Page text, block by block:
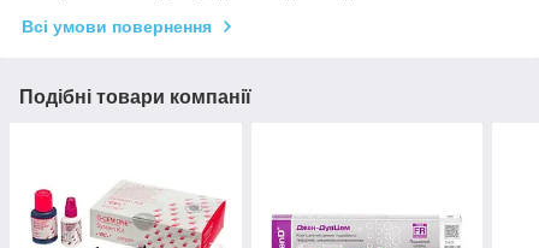
Всі умови повернення
Подібні товари компанії